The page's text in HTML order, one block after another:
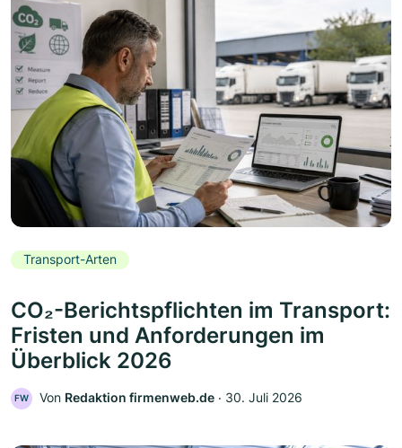
Transport-Arten
CO₂-Berichtspflichten im Transport:
Fristen und Anforderungen im
Überblick 2026
FW Von Redaktion firmenweb.de ‧ 30. Juli 2026